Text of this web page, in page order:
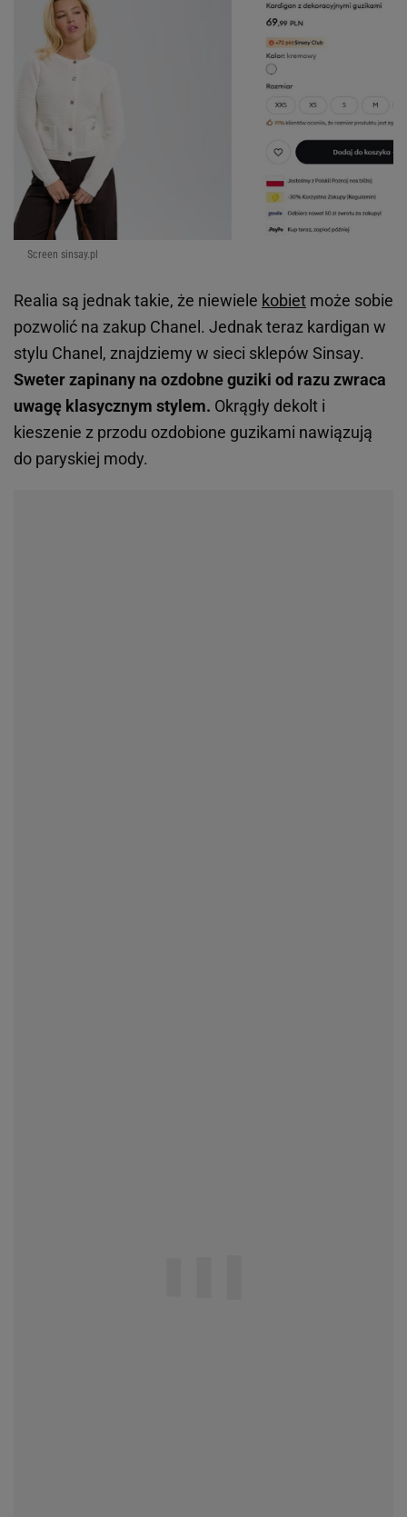
Screen sinsay.pl
Realia są jednak takie, że niewiele kobiet może sobie
pozwolić na zakup Chanel. Jednak teraz kardigan w
stylu Chanel, znajdziemy w sieci sklepów Sinsay.
Sweter zapinany na ozdobne guziki od razu zwraca
uwagę klasycznym stylem. Okrągły dekolt i
kieszenie z przodu ozdobione guzikami nawiązują
do paryskiej mody.